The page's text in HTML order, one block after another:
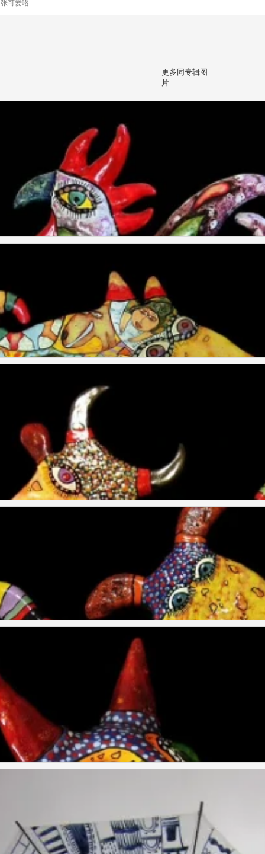
张可爱咯
更多同专辑图
片